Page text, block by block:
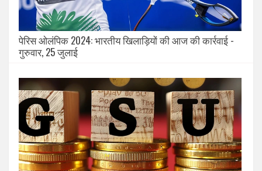
पेरिस ओलंपिक 2024: भारतीय खिलाड़ियों की आज की कार्रवाई -
गुरुवार, 25 जुलाई